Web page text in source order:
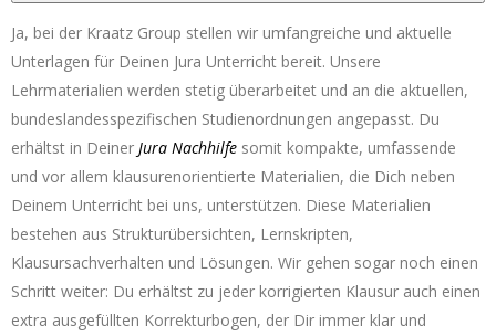
Ja, bei der Kraatz Group stellen wir umfangreiche und aktuelle
Unterlagen für Deinen Jura Unterricht bereit. Unsere
Lehrmaterialien werden stetig überarbeitet und an die aktuellen,
bundeslandesspezifischen Studienordnungen angepasst. Du
erhältst in Deiner Jura Nachhilfe somit kompakte, umfassende
und vor allem klausurenorientierte Materialien, die Dich neben
Deinem Unterricht bei uns, unterstützen. Diese Materialien
bestehen aus Strukturübersichten, Lernskripten,
Klausursachverhalten und Lösungen. Wir gehen sogar noch einen
Schritt weiter: Du erhältst zu jeder korrigierten Klausur auch einen
extra ausgefüllten Korrekturbogen, der Dir immer klar und